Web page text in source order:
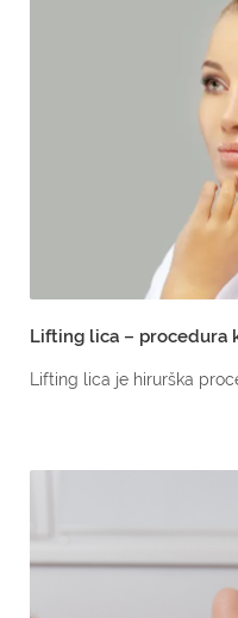
Lifting lica – procedura
Lifting lica je hirurška